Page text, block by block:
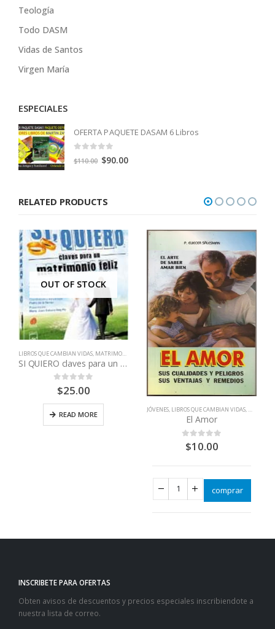
Teología
Todo DASM
Vidas de Santos
Virgen María
ESPECIALES
OFERTA PAQUETE DASAM 6 Libros
out of 5
$110.00 Original
$110.00.
$90.00Current
RELATED PRODUCTS
OUT OF STOCK
LIBROS QUE CAMBIAN VIDAS, MATRIMONIOS - PAREJAS
SI QUIERO claves para un matrimonio feliz DVD
out of 5
$25.00
READ MORE JÓVENES, LIBROS QUE CAMBIAN VIDAS,
El Amor
out of 5
$10.00
comprar
INSCRIBETE PARA OFERTAS
Obten avisos de descuentos y precios especiales inscribiendote a
nuestra lista de correo.